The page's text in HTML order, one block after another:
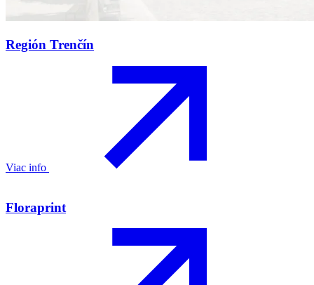
Región Trenčín
Viac info
Floraprint